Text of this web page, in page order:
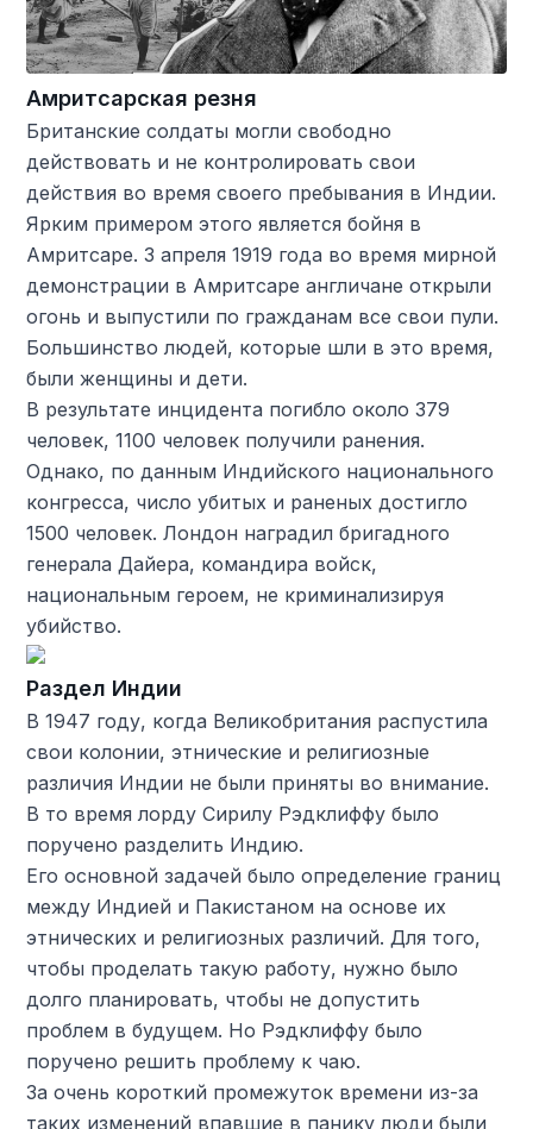
Амритсарская резня
Британские солдаты могли свободно
действовать и не контролировать свои
действия во время своего пребывания в Индии.
Ярким примером этого является бойня в
Амритсаре. 3 апреля 1919 года во время мирной
демонстрации в Амритсаре англичане открыли
огонь и выпустили по гражданам все свои пули.
Большинство людей, которые шли в это время,
были женщины и дети.
В результате инцидента погибло около 379
человек, 1100 человек получили ранения.
Однако, по данным Индийского национального
конгресса, число убитых и раненых достигло
1500 человек. Лондон наградил бригадного
генерала Дайера, командира войск,
национальным героем, не криминализируя
убийство.
Раздел Индии
В 1947 году, когда Великобритания распустила
свои колонии, этнические и религиозные
различия Индии не были приняты во внимание.
В то время лорду Сирилу Рэдклиффу было
поручено разделить Индию.
Его основной задачей было определение границ
между Индией и Пакистаном на основе их
этнических и религиозных различий. Для того,
чтобы проделать такую ​​работу, нужно было
долго планировать, чтобы не допустить
проблем в будущем. Но Рэдклиффу было
поручено решить проблему к чаю.
За очень короткий промежуток времени из-за
таких изменений впавшие в панику люди были